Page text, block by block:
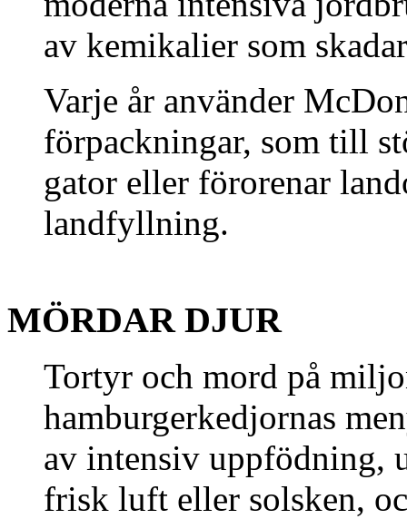
av kemikalier som
Varje år använder
förpackningar, som till
gator eller förorenar
landfyllning.
MÖRDAR DJUR
Tortyr och mord på
hamburgerkedjornas
av intensiv uppfödning,
frisk luft eller solsken,